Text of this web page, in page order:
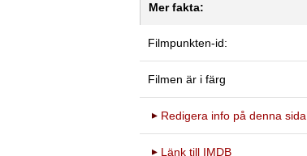
Mer fakta:
Filmpunkten-id:
Filmen är i färg
Redigera info på denna sida
Länk till IMDB